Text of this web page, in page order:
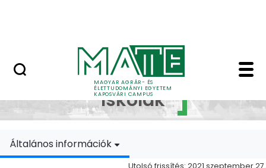
MAGYAR AGRÁR- ÉS
ÉLETTUDOMÁNYI EGYETEM
KAPOSVÁRI CAMPUS
Doktori Iskolák -
Doktori
Iskolák
Általános információk
Utolsó frissítés: 2021 szeptember 27.